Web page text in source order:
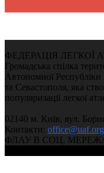
ФЕДЕРАЦІЯ ЛЕГКОЇ
Громадська спілка
Автономної
та Севастополя, яка
популяризації легкої
02140 м. Київ, вул.
Контакти:
ФЛАУ В СОЦ.